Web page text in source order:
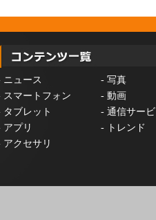
ニュース - 写真
スマートフォン - 動画
タブレット - 通信サー
アプリ -
トレンド
アクセサリ